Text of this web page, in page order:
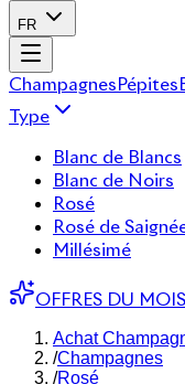
FR
ChampagnesPépites
Type
Blanc de Blancs
Blanc de Noirs
Rosé
Rosé de
Millésimé
OFFRES DU MOIS
Achat
/Champagnes
/Rosé